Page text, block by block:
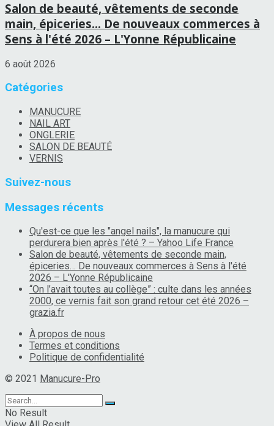
Salon de beauté, vêtements de seconde
main, épiceries… De nouveaux commerces à
Sens à l'été 2026 – L'Yonne Républicaine
6 août 2026
Catégories
MANUCURE
NAIL ART
ONGLERIE
SALON DE BEAUTÉ
VERNIS
Suivez-nous
Messages récents
Qu'est-ce que les "angel nails", la manucure qui
perdurera bien après l'été ? – Yahoo Life France
Salon de beauté, vêtements de seconde main,
épiceries… De nouveaux commerces à Sens à l'été
2026 – L'Yonne Républicaine
“On l’avait toutes au collège” : culte dans les années
2000, ce vernis fait son grand retour cet été 2026 –
grazia.fr
À propos de nous
Termes et conditions
Politique de confidentialité
© 2021 Manucure-Pro
No Result